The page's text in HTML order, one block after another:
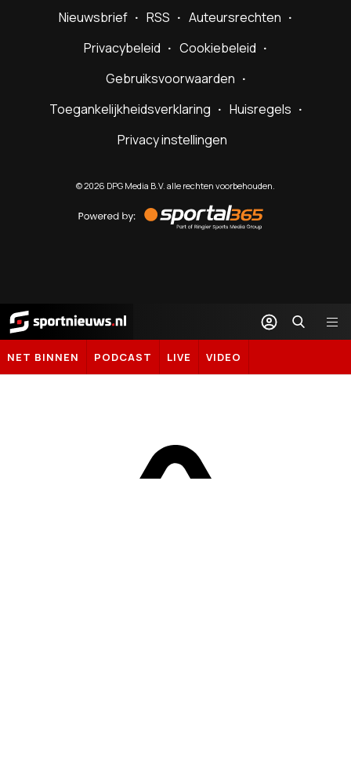
Nieuwsbrief RSS
Auteursrechten
Privacybeleid
Cookiebeleid
Gebruiksvoorwaarden
Toegankelijkheidsverklaring
Huisregels
Privacy instellingen
©2026 DPG Media B.V. alle rechten voorbehouden.
by
Sportal365
Sportnieuws.nl
NET BINNEN PODCAST LIVE VIDEO